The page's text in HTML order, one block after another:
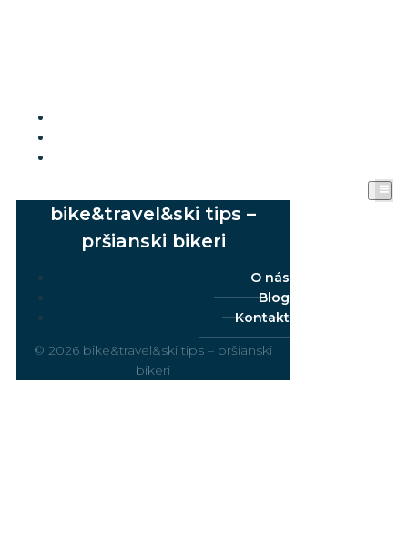
bike&travel&ski tips –
pršianski bikeri
O nás
Blog
Kontakt
© 2026 bike&travel&ski tips – pršianski
bikeri